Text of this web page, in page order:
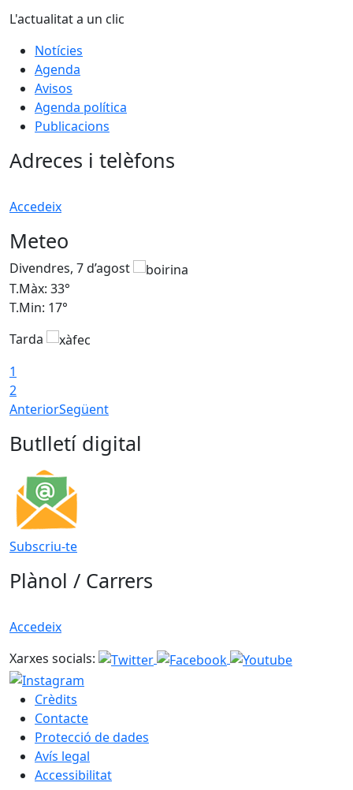
L'actualitat a un clic
Notícies
Agenda
Avisos
Agenda política
Publicacions
Adreces i telèfons
Accedeix
Meteo
Divendres, 7 d’agost
T.Màx: 33°
T.Min: 17°
Tarda
1
2
AnteriorSegüent
Butlletí digital
Subscriu-te
Plànol / Carrers
Accedeix
Xarxes socials:
Crèdits
Contacte
Protecció de dades
Avís legal
Accessibilitat